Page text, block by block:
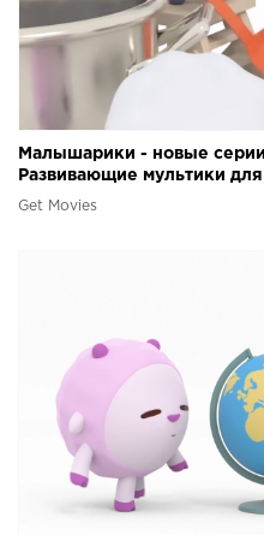
Малышарики - новые
Развивающие мультики
Get Movies